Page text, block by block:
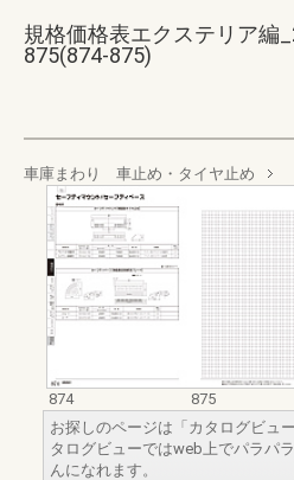
規格価格表エクステリア編
875(874-875)
車庫まわり 車止め・タイヤ止め
874
875
お探しのページは「カタログビュ
タログビューではweb上でパラパ
んになれます。